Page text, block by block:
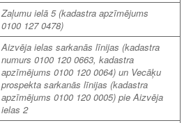
Zaļumu ielā 5 (kadastra apzīmējums
0100 127 0478)
Aizvēja ielas sarkanās līnijas (kadastra
numurs 0100 120 0663, kadastra
apzīmējums 0100 120 0064) un Vecāķu
prospekta sarkanās līnijas (kadastra
apzīmējums 0100 120 0005) pie Aizvēja
ielas 2